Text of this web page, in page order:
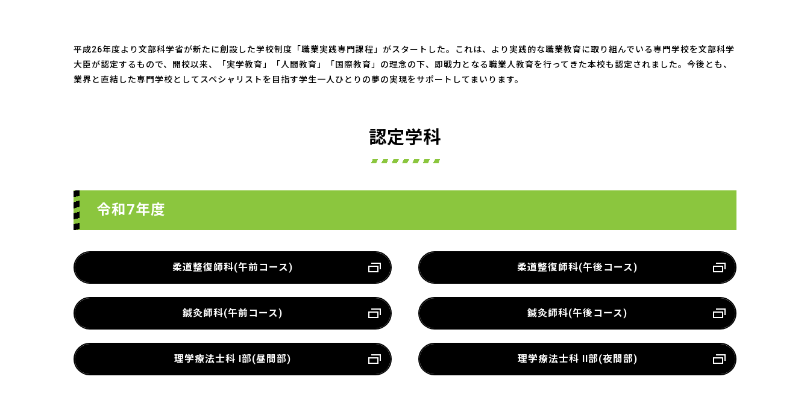
平成26年度より文部科学省が新たに創設した学校制度「職業実践専門課程」がスタートした。これは、より実践的な職業教育に取り組んでいる専門学校を文部科学
大臣が認定するもので、開校以来、「実学教育」「人間教育」「国際教育」の理念の下、即戦力となる職業人教育を行ってきた本校も認定されました。今後とも、
業界と直結した専門学校としてスペシャリストを目指す学生一人ひとりの夢の実現をサポートしてまいります。
認定学科
令和7年度
柔道整復師科(午前コース) 柔道整復師科(午後コース)
鍼灸師科(午前コース) 鍼灸師科(午後コース)
理学療法士科 I部(昼間部) 理学療法士科 II部(夜間部)